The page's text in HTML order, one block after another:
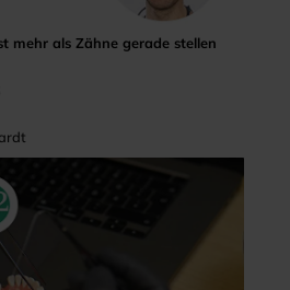
mehr als Zähne gerade stellen